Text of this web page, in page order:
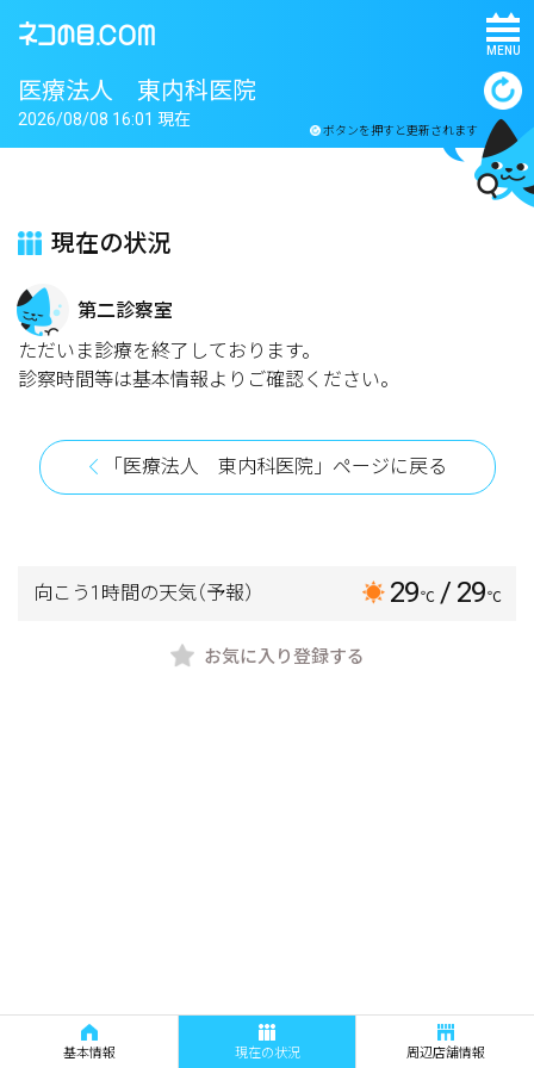
MENU
医療法人 東内科医院
ボタンを押すと更新されます
2026/08/08 16:01 現在
現在の状況
第二診察室
ただいま診療を終了しております。
診察時間等は基本情報よりご確認ください。
「医療法人 東内科医院」ページに戻る
向こう1時間の天気（予報） 29℃ / 29℃
お気に入り登録する
基本情報 現在の状況 周辺店舗情報